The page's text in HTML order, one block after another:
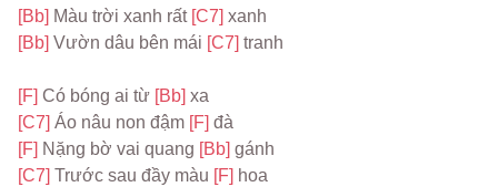
[Bb] Màu trời xanh rất [C7] xanh
[Bb] Vườn dâu bên mái [C7] tranh
[F] Có bóng ai từ [Bb] xa
[C7] Áo nâu non đậm [F] đà
[F] Nặng bờ vai quang [Bb] gánh
[C7] Trước sau đầy màu [F] hoa